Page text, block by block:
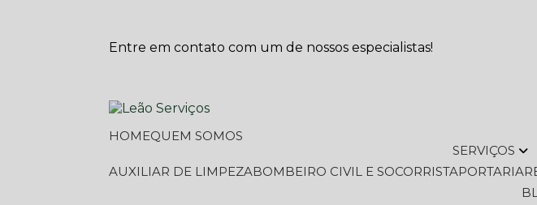
Entre em contato com um de nossos especialistas!
HOME
QUEM SOMOS
SERVIÇOS
AUXILIAR DE LIMPEZA
BOMBEIRO CIVIL E SOCORRISTA PORTARIA